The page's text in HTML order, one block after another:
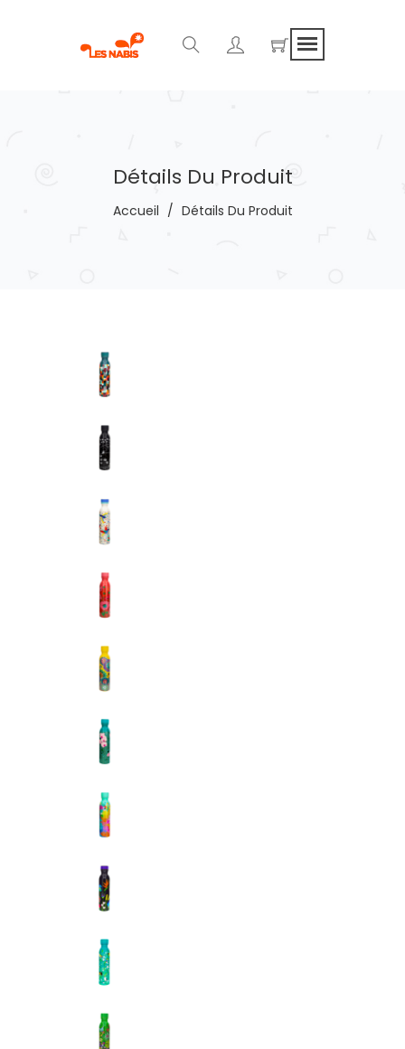
Détails Du Produit
Accueil / Détails Du Produit